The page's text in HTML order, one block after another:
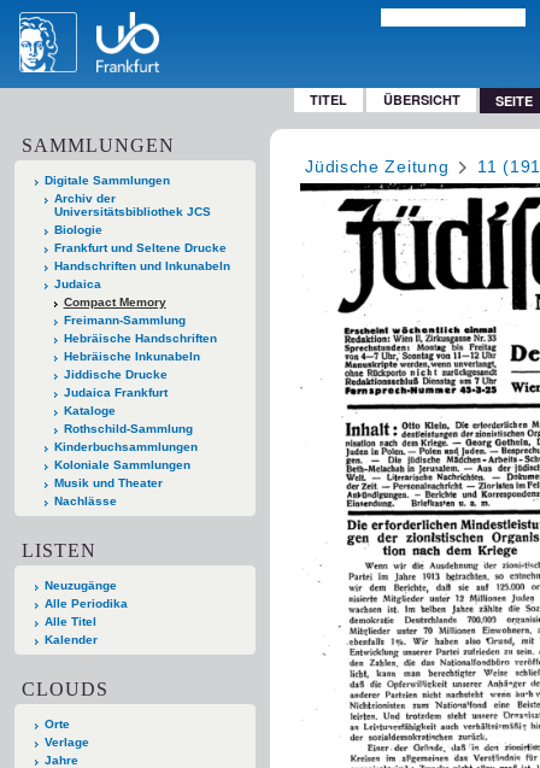
TITEL ÜBERSICHT SEITE
SAMMLUNGEN
Digitale Sammlungen
Archiv der
Universitätsbibliothek JCS
Biologie
Frankfurt und Seltene Drucke
Handschriften und Inkunabeln
Judaica
Compact Memory
Freimann-Sammlung
Hebräische Handschriften
Hebräische Inkunabeln
Jiddische Drucke
Judaica Frankfurt
Kataloge
Rothschild-Sammlung
Kinderbuchsammlungen
Koloniale Sammlungen
Musik und Theater
Nachlässe
LISTEN
Neuzugänge
Alle Periodika
Alle Titel
Kalender
CLOUDS
Orte
Verlage
Jahre
Jüdische Zeitung 11